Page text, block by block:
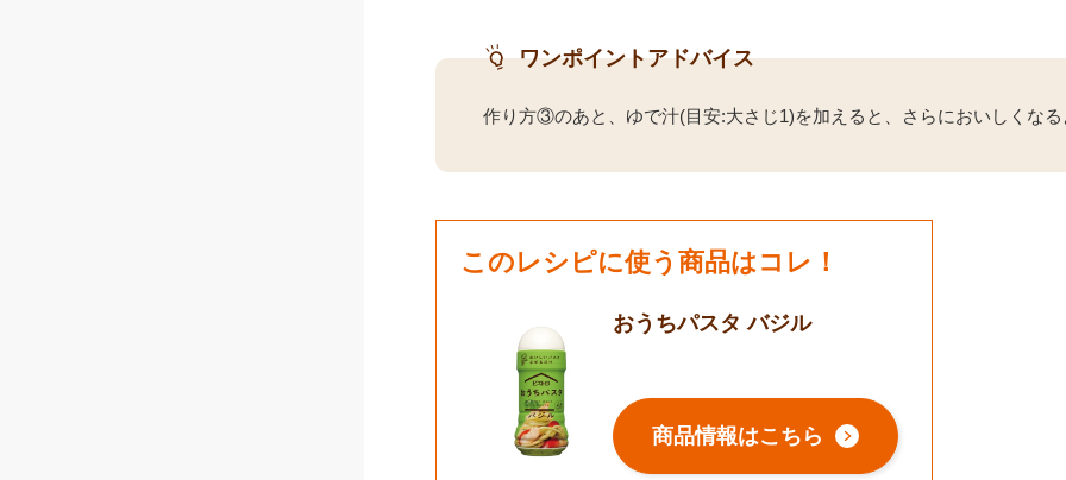
ワンポイントアドバイス
作り方③のあと、ゆで汁(目安:大さじ1)を加えると、さらにおいしくなる
このレシピに使う商品はコレ！
おうちパスタ バジル
商品情報はこちら